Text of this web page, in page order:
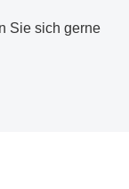
Sie sich gerne